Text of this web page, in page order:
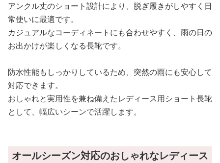
アンクル丈のショート設計により、脱ぎ履きがしやすく日
常使いに最適です。
カジュアルなコーディネートにも合わせやすく、雨の日の
お出かけが楽しくなる長靴です。
防水性能もしっかりしているため、突然の雨にも安心して
対応できます。
おしゃれと実用性を兼ね備えたレディース用ショート長靴
として、幅広いシーンで活躍します。
オールシーズン対応のおしゃれなレディース